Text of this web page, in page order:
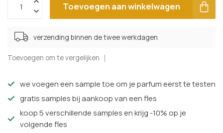
Toevoegen aan winkelwagen
verzending binnen de twee werkdagen
Toevoegen om te vergelijken
we voegen een sample toe om je parfum eerst te testen
gratis samples bij aankoop van een fles
koop 5 verschillende samples en krijg -10% op je
volgende fles